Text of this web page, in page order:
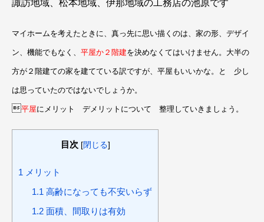
諏訪地域、松本地域、伊那地域の工務店の池原です
マイホームを考えたときに、真っ先に思い描くのは、家の形、デザイ
ン、機能でもなく、 平屋か２階建を決めなくてはいけません。大半の
方が２階建ての家を建てている訳ですが、平屋もいいかな。と 少し
は思っていたのではないでしょうか。
平屋にメリット デメリットについて 整理していきましょう。
目次 [閉じる]
1 メリット
1.1 高齢になっても不安いらず
1.2面積、間取りは有効